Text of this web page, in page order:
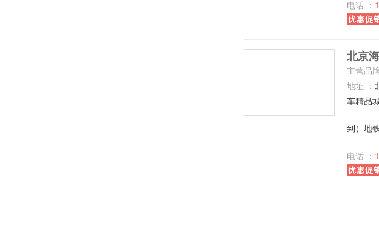
电话 ：
北京
主营品
地址 ：
车精品
到）地
电话 ：